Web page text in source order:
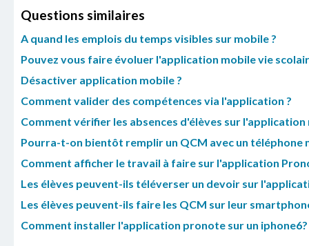
Questions similaires
A quand les emplois du temps visibles sur mobile ?
Pouvez vous faire évoluer l'application mobile vie
Désactiver application mobile ?
Comment valider des compétences via l'application ?
Comment vérifier les absences d'élèves sur l'application
Pourra-t-on bientôt remplir un QCM avec un téléphone
Comment afficher le travail à faire sur l'application
Les élèves peuvent-ils téléverser un devoir sur
Les élèves peuvent-ils faire les QCM sur leur
Comment installer l'application pronote sur un iphone6?